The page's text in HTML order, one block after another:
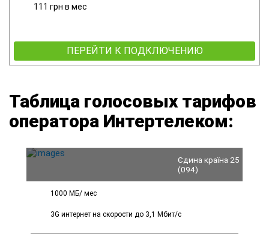
111 грн в мес
ПЕРЕЙТИ К ПОДКЛЮЧЕНИЮ
Таблица голосовых тарифов
оператора Интертелеком:
Єдина країна 25
(094)
1000 МБ/ мес
3G интернет на скорости до 3,1 Мбит/с